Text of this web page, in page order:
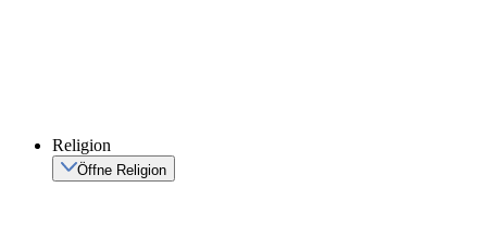
Religion
Öffne Religion